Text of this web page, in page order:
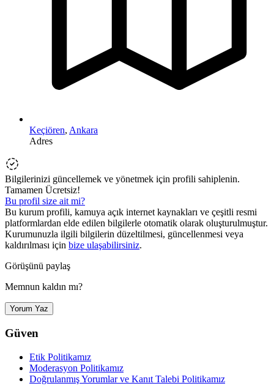
Keçiören, Ankara
Adres
Bilgilerinizi güncellemek ve yönetmek için profili sahiplenin.
Tamamen Ücretsiz!
Bu profil size ait mi?
Bu kurum profili, kamuya açık internet kaynakları ve çeşitli resmi
platformlardan elde edilen bilgilerle otomatik olarak oluşturulmuştur.
Kurumunuzla ilgili bilgilerin düzeltilmesi, güncellenmesi veya
kaldırılması için bize ulaşabilirsiniz.
Görüşünü paylaş
Memnun kaldın mı?
Yorum Yaz
Güven
Etik Politikamız
Moderasyon Politikamız
Doğrulanmış Yorumlar ve Kanıt Talebi Politikamız